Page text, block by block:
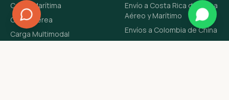
Carga Marítima
Carga Aérea
Carga Multimodal
Envío a Costa Rica de China
Aéreo y Marítimo
Envíos a Colombia de China